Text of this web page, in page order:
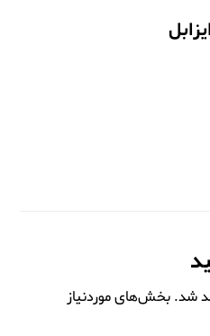
شد. بخش‌های موردنیاز